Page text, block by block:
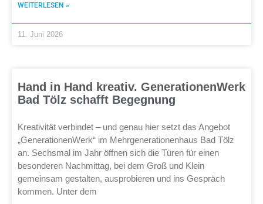
WEITERLESEN »
11. Juni 2026
Hand in Hand kreativ. GenerationenWerk
Bad Tölz schafft Begegnung
Kreativität verbindet – und genau hier setzt das Angebot
„GenerationenWerk“ im Mehrgenerationenhaus Bad Tölz
an. Sechsmal im Jahr öffnen sich die Türen für einen
besonderen Nachmittag, bei dem Groß und Klein
gemeinsam gestalten, ausprobieren und ins Gespräch
kommen. Unter dem